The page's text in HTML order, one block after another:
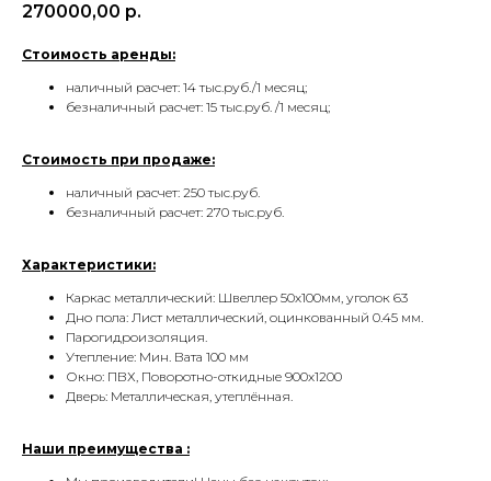
270000,00 р.
Стоимость аренды:
наличный расчет: 14 тыс.руб./1 месяц;
безналичный расчет: 15 тыс.руб. /1 месяц;
Стоимость при продаже:
наличный расчет: 250 тыс.руб.
безналичный расчет: 270 тыс.руб.
Характеристики:
Каркас металлический: Швеллер 50х100мм, уголок 63
Дно пола: Лист металлический, оцинкованный 0.45 мм.
Парогидроизоляция.
Утепление: Мин. Вата 100 мм
Окно: ПВХ, Поворотно-откидные 900х1200
Дверь: Металлическая, утеплённая.
Наши преимущества :